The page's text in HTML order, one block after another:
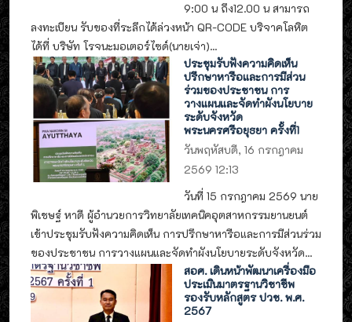
9:00 น ถึง12.00 น สามารถ
ลงทะเบียน รับของที่ระลึกได้ล่วงหน้า QR-CODE บริจาคโลหิต
ได้ที่ บริษัท โรจนะมอเตอร์ไซด์(นายเจ่า)...
ประชุมรับฟังความคิดเห็น
ปรึกษาหารือและการมีส่วน
ร่วมของประชาชน การ
วางแผนและจัดทำผังนโยบาย
ระดับจังหวัด
พระนครศรีอยุธยา ครั้งที่1
วันพฤหัสบดี, 16 กรกฎาคม
2569 12:13
วันที่ 15 กรกฎาคม 2569 นาย
พิเชษฐ์ หาดี ผู้อำนวยการวิทยาลัยเทคนิคอุตสาหกรรมยานยนต์
เข้าประชุมรับฟังความคิดเห็น การปรึกษาหารือและการมีส่วนร่วม
ของประชาชน การวางแผนและจัดทำผังนโยบายระดับจังหวัด...
สอศ. เดินหน้าพัฒนาเครื่องมือ
ประเมินมาตรฐานวิชาชีพ
รองรับหลักสูตร ปวช. พ.ศ.
2567